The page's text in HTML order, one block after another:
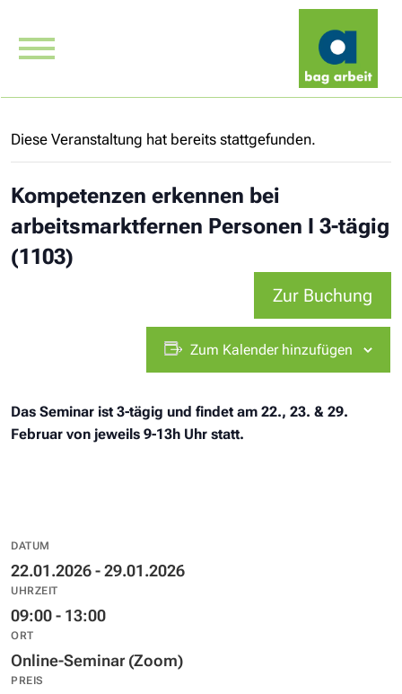
Diese Veranstaltung hat bereits stattgefunden.
Kompetenzen erkennen bei
arbeitsmarktfernen Personen I 3-tägig
(1103)
Zur Buchung
Zum Kalender hinzufügen
Das Seminar ist 3-tägig und findet am 22., 23. & 29.
Februar von jeweils 9-13h Uhr statt.
DATUM
22.01.2026 - 29.01.2026
UHRZEIT
09:00 - 13:00
ORT
Online-Seminar (Zoom)
PREIS